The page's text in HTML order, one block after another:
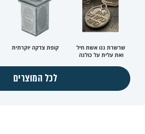
שרשרת ננו אשת חיל
ואת עלית על כולנה
קופת צדקה יוקרתית
לכל המוצרים